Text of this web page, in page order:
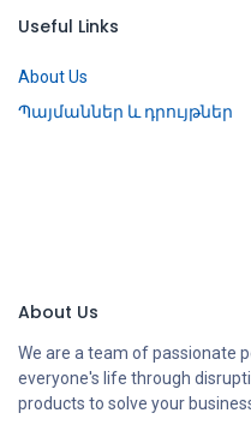
Useful Links
About Us
Պայմաններ և դրույթներ
About Us
We are a team of passionate
everyone's life through
products to solve your